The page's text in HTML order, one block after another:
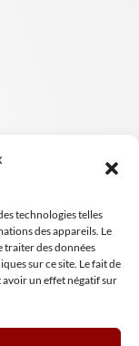
technologies telles
des appareils. Le
traiter des données
sur ce site. Le fait de
un effet négatif sur